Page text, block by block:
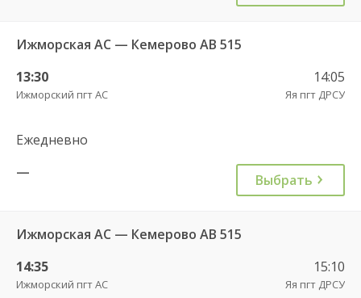
Ижморская АС — Кемерово АВ 515
13:30
Ижморский пгт АС
14:05
Яя пгт ДРСУ
Ежедневно
—
Выбрать
Ижморская АС — Кемерово АВ 515
14:35
Ижморский пгт АС
15:10
Яя пгт ДРСУ